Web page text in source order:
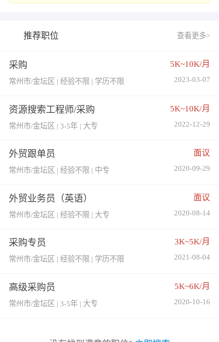
推荐职位 查看更多>
采购 5K~10K/月
常州市/金坛区 | 经验不限 | 学历不限 2023-03-07
资源搜索工程师/采购 5K~10K/月
常州市/金坛区 | 3-5年 | 大专 2022-12-29
外贸跟单员 面议
常州市/金坛区 | 经验不限 | 中专 2020-09-29
外贸业务员（英语） 面议
常州市/金坛区 | 经验不限 | 大专 2020-08-14
采购专员 3K~5K/月
常州市/金坛区 | 经验不限 | 学历不限 2021-08-04
高级采购员 5K~6K/月
常州市/金坛区 | 3-5年 | 大专 2020-10-16